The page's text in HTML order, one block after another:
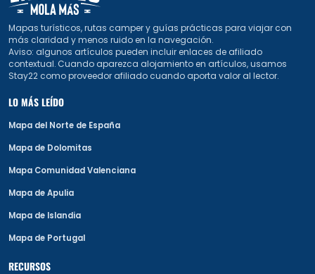
Mapas turísticos, rutas camper y guías prácticas para viajar con
más claridad y menos ruido en la navegación.
Aviso: algunos artículos pueden incluir enlaces de afiliado
contextual. Cuando aparezca alojamiento en artículos, usamos
Stay22 como proveedor afiliado cuando aporta valor al lector.
LO MÁS LEÍDO
Mapa del Norte de España
Mapa de Dolomitas
Mapa Comunidad Valenciana
Mapa de Apulia
Mapa de Islandia
Mapa de Portugal
RECURSOS